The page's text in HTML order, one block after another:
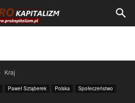
Kraj
Paweł Sztąberek Polska
Społeczeństwo